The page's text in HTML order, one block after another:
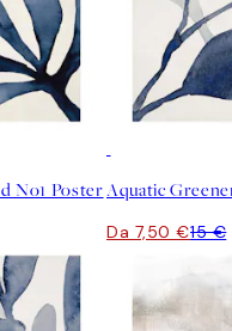
No1 PosterAquatic
Da 7,50 €15 €